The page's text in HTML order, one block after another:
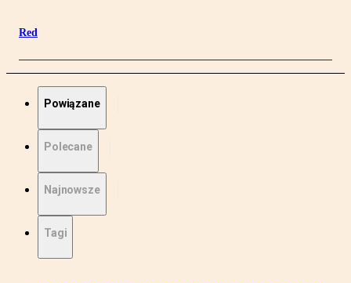
Red
Powiązane
Polecane
Najnowsze
Tagi